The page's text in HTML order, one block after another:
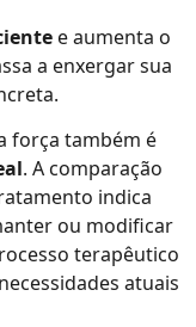
e aumenta o
a enxergar sua
força também é
. A comparação
indica
ou modificar
terapêutico
atuais